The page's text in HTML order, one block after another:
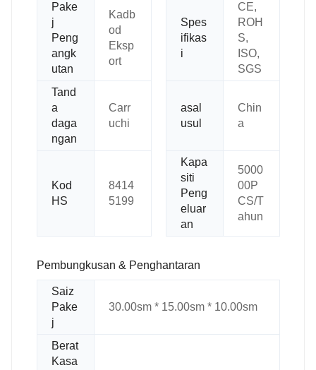
Pake
j
Peng
angk
utan
Kadb
od
Eksp
ort
Spes
ifikas
i
CE,
ROH
S,
ISO,
SGS
Tand
a
daga
ngan
Carr
uchi
asal
usul
Chin
a
Kod
HS
8414
5199
Kapa
siti
Peng
eluar
an
5000
00P
CS/T
ahun
Pembungkusan & Penghantaran
Saiz
Pake
j
30.00sm * 15.00sm * 10.00sm
Berat
Kasa